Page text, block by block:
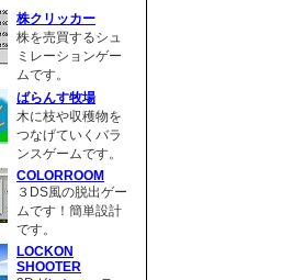
株クリッカー
株を売買するシュ
ミレーションゲー
ムです。
ばらんす牧場
木に枝や収穫物を
つなげていくバラ
ンスゲームです。
COLORROOM
３DS風の脱出ゲー
ムです！簡単設計
です。
LOCKON
SHOOTER